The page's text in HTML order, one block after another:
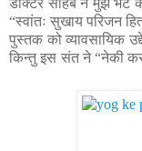
“स्वांतः सुखाय परिजन
पुस्तक को व्यावसायिक
किन्तु इस संत ने “नेकी कर